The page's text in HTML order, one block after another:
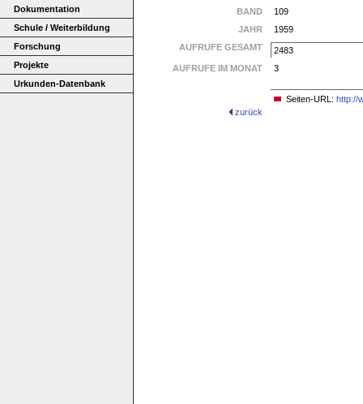
Dokumentation
Schule / Weiterbildung
Forschung
Projekte
Urkunden-Datenbank
BAND
109
JAHR
1959
AUFRUFE GESAMT
2483
AUFRUFE IM MONAT
3
Seiten-URL: http://
zurück